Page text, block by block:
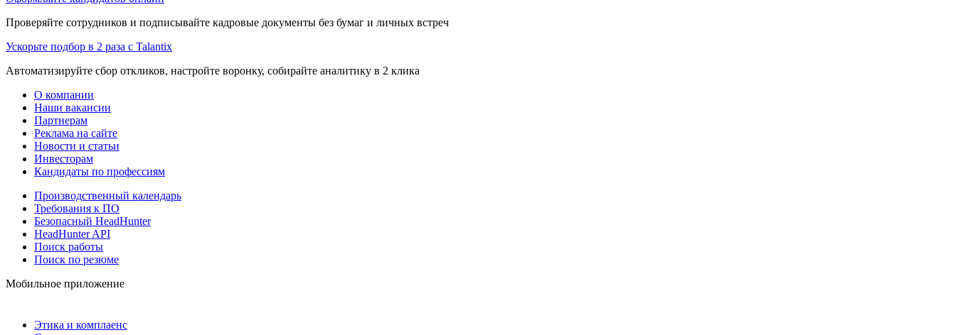
Проверяйте сотрудников и подписывайте кадровые документы без бумаг и личных встреч
Ускорьте подбор в 2 раза с Talantix
Автоматизируйте сбор откликов, настройте воронку, собирайте аналитику в 2 клика
О компании
Наши вакансии
Партнерам
Реклама на сайте
Новости и статьи
Инвесторам
Кандидаты по профессиям
Производственный календарь
Требования к ПО
Безопасный HeadHunter
HeadHunter API
Поиск работы
Поиск по резюме
Мобильное приложение
Этика и комплаенс